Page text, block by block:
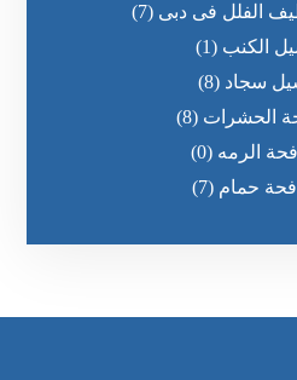
الفلل فى دبى (7)
الكنب (1)
سجاد (8)
الحشرات (8)
الرمه (0)
حمام (7)